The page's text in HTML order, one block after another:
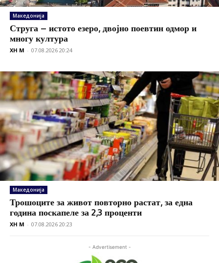
Македонија
Струга – истото езеро, двојно поевтин одмор и
многу култура
XH M - 07.08.2026 20:24
Македонија
Трошоците за живот повторно растат, за една
година поскапеле за 2,3 проценти
XH M - 07.08.2026 20:23
- Advertisement -